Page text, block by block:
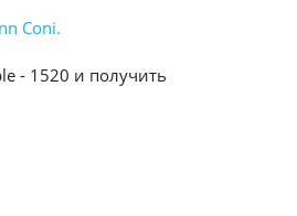
Coni.
- 1520 и получить